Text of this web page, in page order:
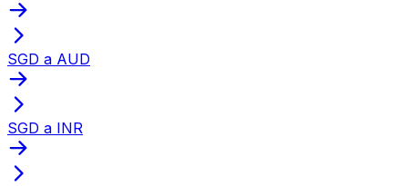
SGD a AUD
SGD a INR